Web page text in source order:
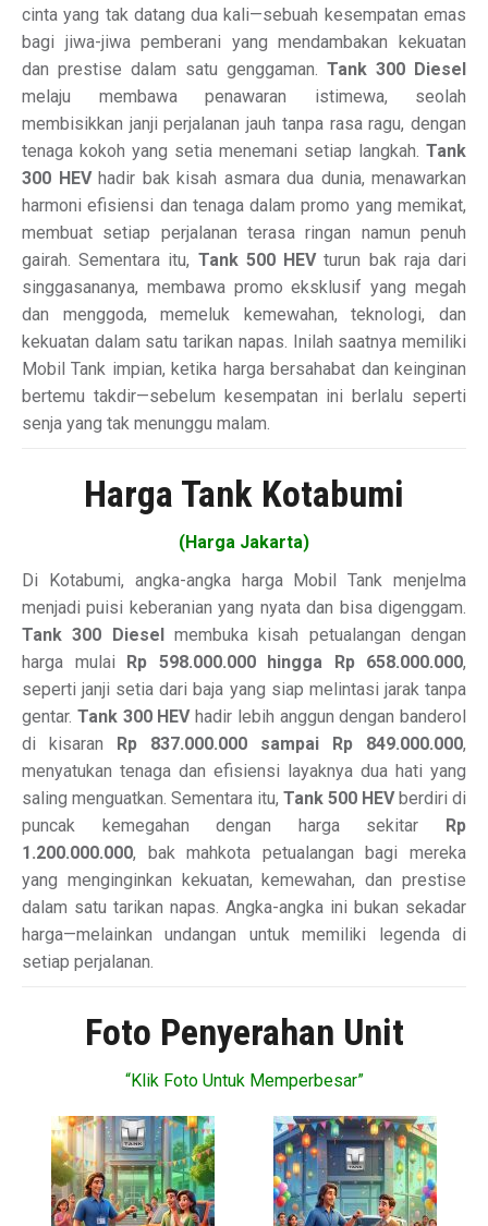
cinta yang tak datang dua kali—sebuah kesempatan emas
bagi jiwa-jiwa pemberani yang mendambakan kekuatan
dan prestise dalam satu genggaman. Tank 300 Diesel
melaju membawa penawaran istimewa, seolah
membisikkan janji perjalanan jauh tanpa rasa ragu, dengan
tenaga kokoh yang setia menemani setiap langkah. Tank
300 HEVhadir bak kisah asmara dua dunia, menawarkan
harmoni efisiensi dan tenaga dalam promo yang memikat,
membuat setiap perjalanan terasa ringan namun penuh
gairah. Sementara itu, Tank 500 HEVturun bak raja dari
singgasananya, membawa promo eksklusif yang megah
dan menggoda, memeluk kemewahan, teknologi, dan
kekuatan dalam satu tarikan napas. Inilah saatnya memiliki
Mobil Tank impian, ketika harga bersahabat dan keinginan
bertemu takdir—sebelum kesempatan ini berlalu seperti
senja yang tak menunggu malam.
Harga Tank Kotabumi
(Harga Jakarta)
Di Kotabumi, angka-angka harga Mobil Tank menjelma
menjadi puisi keberanian yang nyata dan bisa digenggam.
Tank 300 Diesel
membuka kisah petualangan dengan
harga mulai
Rp 598.000.000 hingga Rp 658.000.000,
seperti janji setia dari baja yang siap melintasi jarak tanpa
gentar. Tank 300 HEVhadir lebih anggun dengan banderol
di kisaran
Rp 837.000.000 sampai Rp 849.000.000,
menyatukan tenaga dan efisiensi layaknya dua hati yang
saling menguatkan. Sementara itu, Tank 500 HEVberdiri di
puncak kemegahan dengan harga sekitar
Rp
1.200.000.000, bak mahkota petualangan bagi mereka
yang menginginkan kekuatan, kemewahan, dan prestise
dalam satu tarikan napas. Angka-angka ini bukan sekadar
harga—melainkan undangan untuk memiliki legenda di
setiap perjalanan.
Foto Penyerahan Unit
“Klik Foto Untuk Memperbesar”